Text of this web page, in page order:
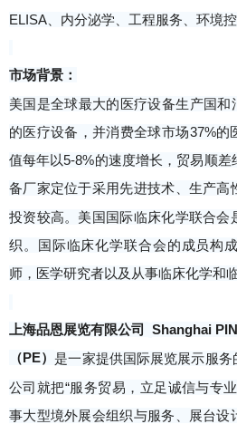
ELISA、内分泌学、工程服务、环境
市场背景：
美国是全球最大的医疗设备生产国和
的医疗设备，并消费全球市场37%的
值每年以5-8%的速度增长，贸易顺
备厂家定位于采用先进技术、生产高
投资较高。美国国际临床化学联合会
织。国际临床化学联合会的成员构
师，医学研究者以及从事临床化学和
上海品恩展览有限公司 Shanghai
（PE） 是一家提供国际展览展示服
公司就把“服务贸易，立足诚信与专
事大型境外展会组织与服务、展台设